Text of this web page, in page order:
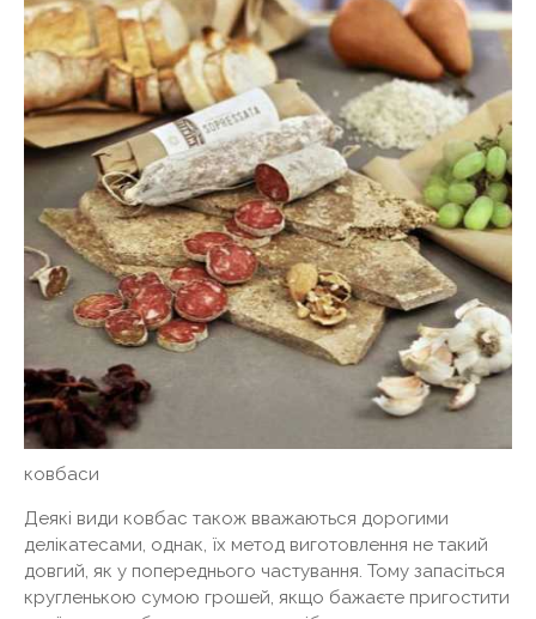
ковбаси
Деякі види ковбас також вважаються дорогими
делікатесами, однак, їх метод виготовлення не такий
довгий, як у попереднього частування. Тому запасіться
кругленькою сумою грошей, якщо бажаєте пригостити